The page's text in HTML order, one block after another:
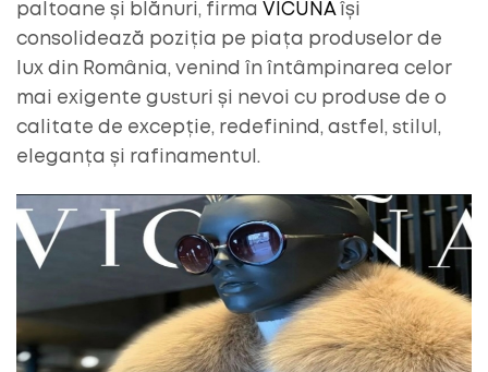
paltoane și blănuri, firma VICUNA își
consolidează poziția pe piața produselor de
lux din România, venind în întâmpinarea celor
mai exigente gusturi și nevoi cu produse de o
calitate de excepție, redefinind, astfel, stilul,
eleganța și rafinamentul.